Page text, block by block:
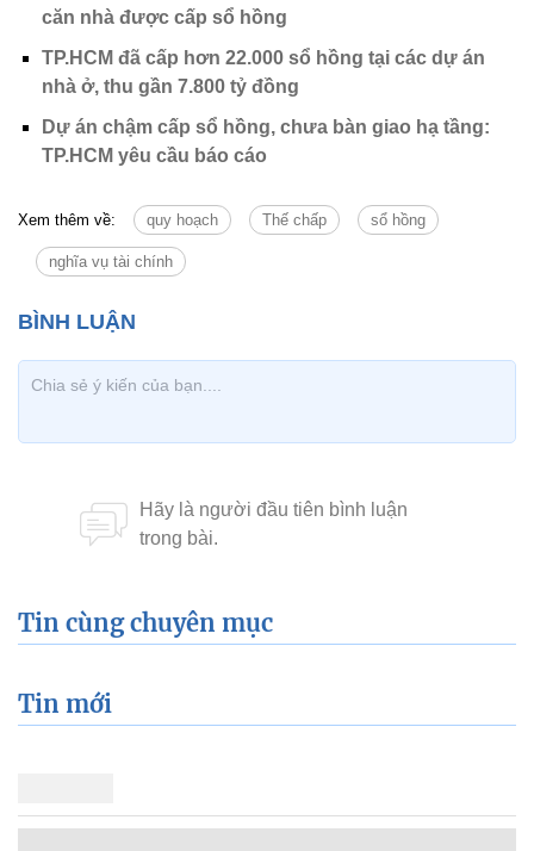
căn nhà được cấp sổ hồng
TP.HCM đã cấp hơn 22.000 sổ hồng tại các dự án
nhà ở, thu gần 7.800 tỷ đồng
Dự án chậm cấp sổ hồng, chưa bàn giao hạ tầng:
TP.HCM yêu cầu báo cáo
Xem thêm về: quy hoạch Thế chấp sổ hồng
nghĩa vụ tài chính
Tin cùng chuyên mục
Tin mới